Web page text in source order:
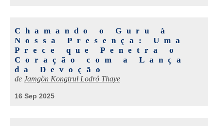
Chamando o Guru à
Nossa Presença: Uma
Prece que Penetra o
Coração com a Lança
da Devoção
de Jamgön Kongtrul Lodrö Thaye
16 Sep 2025